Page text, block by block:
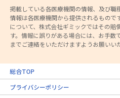
掲載している各医療機関の情報、及び職
情報は各医療機関から提供されるもので
について、株式会社ギミックではその賠
す。情報に誤りがある場合には、お手数
までご連絡をいただけますようお願いい
総合TOP
プライバシーポリシー